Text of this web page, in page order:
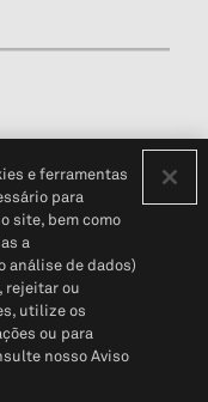
cliente (em inglês)
S&P Global
e ferramentas
para
site, bem como
a
análise de dados)
rejeitar ou
utilize os
ou para
nosso Aviso